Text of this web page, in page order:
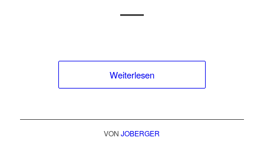
Weiterlesen
VONJOBERGER